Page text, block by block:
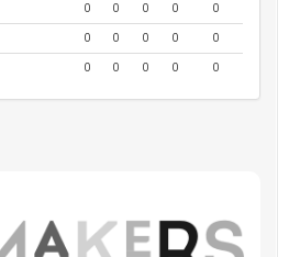
0 0 0 0
0
0 0 0 0
0
0 0 0 0 0